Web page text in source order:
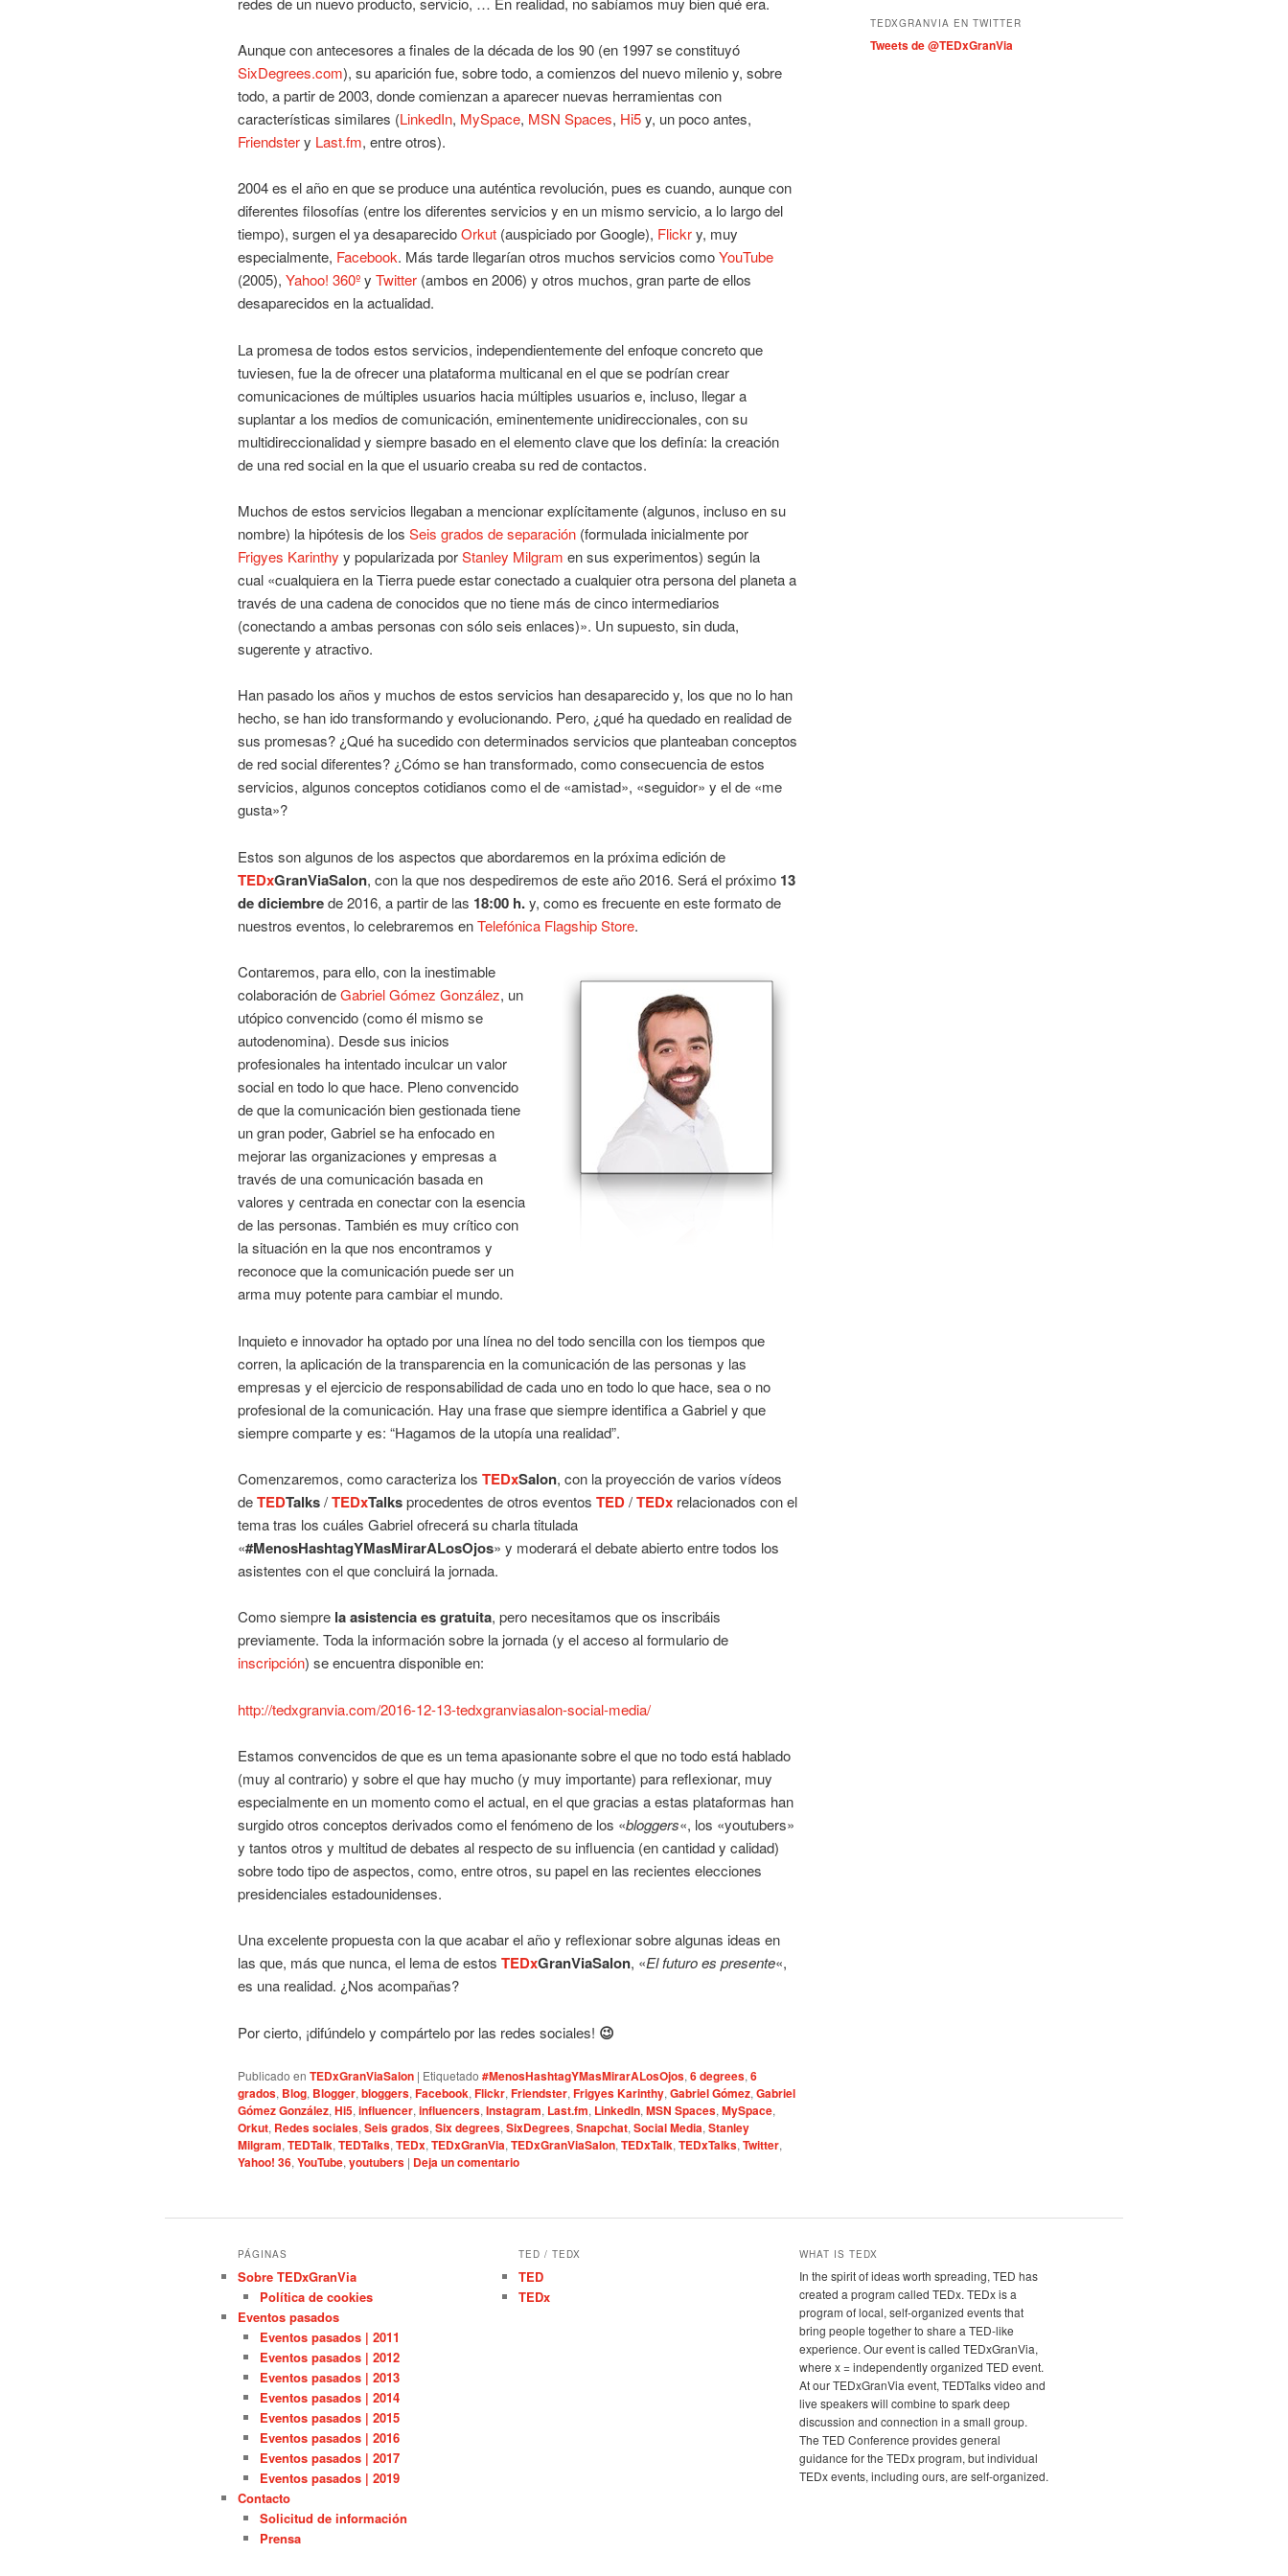
Aunque con antecesores a finales de la década de los 90 (en 1997 se constituyó
SixDegrees.com), su aparición fue, sobre todo, a comienzos del nuevo milenio y, sobre
todo, a partir de 2003, donde comienzan a aparecer nuevas herramientas con
características similares (LinkedIn, MySpace, MSN Spaces, Hi5y, un poco antes,
Friendstery Last.fm, entre otros).
2004 es el año en que se produce una auténtica revolución, pues es cuando, aunque con
diferentes filosofías (entre los diferentes servicios y en un mismo servicio, a lo largo del
tiempo), surgen el ya desaparecidoOrkut (auspiciado por Google), Flickry, muy
especialmente, Facebook. Más tarde llegarían otros muchos servicios comoYouTube
(2005), Yahoo! 360ºy Twitter (ambos en 2006) y otros muchos, gran parte de ellos
desaparecidos en la actualidad.
La promesa de todos estos servicios, independientemente del enfoque concreto que
tuviesen, fue la de ofrecer una plataforma multicanal en el que se podrían crear
comunicaciones de múltiples usuarios hacia múltiples usuarios e, incluso, llegar a
suplantar a los medios de comunicación, eminentemente unidireccionales, con su
multidireccionalidad y siempre basado en el elemento clave que los definía: la creación
de una red social en la que el usuario creaba su red de contactos.
Muchos de estos servicios llegaban a mencionar explícitamente (algunos, incluso en su
nombre) la hipótesis de los Seis grados de separación (formulada inicialmente por
Frigyes Karinthy y popularizada porStanley Milgram en sus experimentos) según la
cual «cualquiera en la Tierra puede estar conectado a cualquier otra persona del planeta a
través de una cadena de conocidos que no tiene más de cinco intermediarios
(conectando a ambas personas con sólo seis enlaces)». Un supuesto, sin duda,
sugerente y atractivo.
Han pasado los años y muchos de estos servicios han desaparecido y, los que no lo han
hecho, se han ido transformando y evolucionando. Pero, ¿qué ha quedado en realidad de
sus promesas? ¿Qué ha sucedido con determinados servicios que planteaban conceptos
de red social diferentes? ¿Cómo se han transformado, como consecuencia de estos
servicios, algunos conceptos cotidianos como el de «amistad», «seguidor» y el de «me
gusta»?
Estos son algunos de los aspectos que abordaremos en la próxima edición de
TEDxGranViaSalon, con la que nos despediremos de este año 2016. Será el próximo 13
de diciembrede 2016, a partir de las 18:00 h.y, como es frecuente en este formato de
nuestros eventos, lo celebraremos enTelefónica Flagship Store.
Contaremos, para ello, con la inestimable
colaboración deGabriel Gómez González, un
utópico convencido (como él mismo se
autodenomina). Desde sus inicios
profesionales ha intentado inculcar un valor
social en todo lo que hace. Pleno convencido
de que la comunicación bien gestionada tiene
un gran poder, Gabriel se ha enfocado en
mejorar las organizaciones y empresas a
través de una comunicación basada en
valores y centrada en conectar con la esencia
de las personas. También es muy crítico con
la situación en la que nos encontramos y
reconoce que la comunicación puede ser un
arma muy potente para cambiar el mundo.
Inquieto e innovador ha optado por una línea no del todo sencilla con los tiempos que
corren, la aplicación de la transparencia en la comunicación de las personas y las
empresas y el ejercicio de responsabilidad de cada uno en todo lo que hace, sea o no
profesional de la comunicación. Hay una frase que siempre identifica a Gabriel y que
siempre comparte y es: “Hagamos de la utopía una realidad”.
Comenzaremos, como caracteriza los TEDxSalon, con la proyección de varios vídeos
deTEDTalks/TEDxTalksprocedentes de otros eventos TED/TEDx relacionados con el
tema tras los cuáles Gabriel ofrecerá su charla titulada
«#MenosHashtagYMasMirarALosOjos» y moderará el debate abierto entre todos los
asistentes con el que concluirá la jornada.
Como siempre la asistencia es gratuita, pero necesitamos que os inscribáis
previamente. Toda la información sobre la jornada (y el acceso al formulario de
inscripción) se encuentra disponible en:
http://tedxgranvia.com/2016-12-13-tedxgranviasalon-social-media/
Estamos convencidos de que es un tema apasionante sobre el que no todo está hablado
(muy al contrario) y sobre el que hay mucho (y muy importante) para reflexionar, muy
especialmente en un momento como el actual, en el que gracias a estas plataformas han
surgido otros conceptos derivados como el fenómeno de los «bloggers«, los «youtubers»
y tantos otros y multitud de debates al respecto de su influencia (en cantidad y calidad)
sobre todo tipo de aspectos, como, entre otros, su papel en las recientes elecciones
presidenciales estadounidenses.
Una excelente propuesta con la que acabar el año y reflexionar sobre algunas ideas en
las que, más que nunca, el lema de estos TEDxGranViaSalon, «El futuro es presente«,
es una realidad. ¿Nos acompañas?
Por cierto, ¡difúndelo y compártelo por las redes sociales! 😉
Publicado en TEDxGranViaSalon | Etiquetado #MenosHashtagYMasMirarALosOjos, 6 degrees, 6
grados, Blog, Blogger, bloggers, Facebook, Flickr, Friendster, Frigyes Karinthy, Gabriel Gómez, Gabriel
Gómez González, Hi5, influencer, influencers, Instagram, Last.fm, LinkedIn, MSN Spaces, MySpace,
Orkut, Redes sociales, Seis grados, Six degrees, SixDegrees, Snapchat, Social Media, Stanley
Milgram, TEDTalk, TEDTalks, TEDx, TEDxGranVia, TEDxGranViaSalon, TEDxTalk, TEDxTalks, Twitter,
Yahoo! 36, YouTube, youtubers | Deja un comentario
a
s
TEDXGRANVIA EN TWITTER
Tweets de @TEDxGranVia
PÁGINAS
Sobre TEDxGranVia
Política de cookies
Eventos pasados
Eventos pasados | 2011
Eventos pasados | 2012
Eventos pasados | 2013
Eventos pasados | 2014
Eventos pasados | 2015
Eventos pasados | 2016
Eventos pasados | 2017
Eventos pasados | 2019
Contacto
Solicitud de información
Prensa
TED / TEDX
TED
TEDx
WHAT IS TEDX
In the spirit of ideas worth spreading, TED has
created a program called TEDx. TEDx is a
program of local, self-organized events that
bring people together to share a TED-like
experience. Our event is called TEDxGranVia,
where x = independently organized TED event.
At our TEDxGranVia event, TEDTalks video and
live speakers will combine to spark deep
discussion and connection in a small group.
The TED Conference provides general
guidance for the TEDx program, but individual
TEDx events, including ours, are self-organized.